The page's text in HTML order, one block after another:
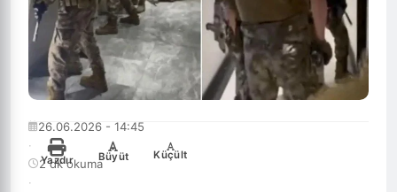
26.06.2026 - 14:45
·
2 dk okuma
·
Yazdır
+
Büyüt
-
Küçült